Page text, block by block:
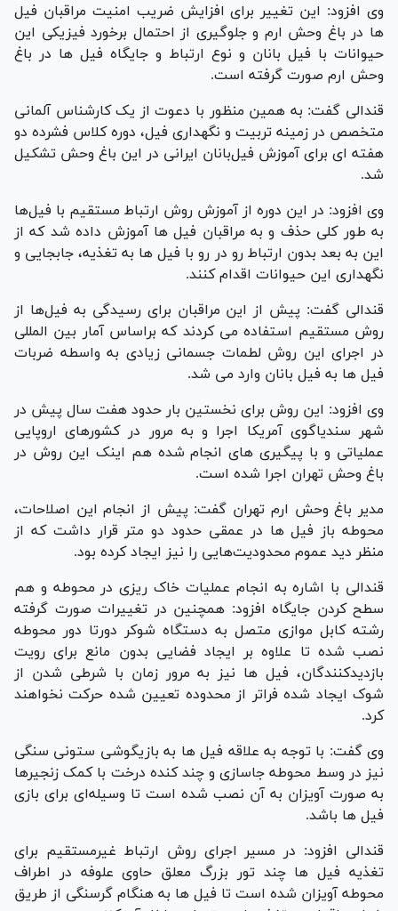
وی افزود: این تغییر برای افزایش ضریب امنیت مراقبان فیل
ها در باغ وحش ارم و جلوگیری از احتمال برخورد فیزیکی این
حیوانات با فیل بانان و نوع ارتباط و جایگاه فیل ها در باغ
وحش ارم صورت گرفته است.
قندالی گفت: به همین منظور با دعوت از یک کارشناس آلمانی
متخصص در زمینه تربیت و نگهداری فیل، دوره کلاس فشرده دو
هفته ای برای آموزش فیل‌بانان ایرانی در این باغ وحش تشکیل
شد.
وی افزود: در این دوره از آموزش روش ارتباط مستقیم با فیل‌ها
به طور کلی حذف و به مراقبان فیل ها آموزش داده شد که از
این به بعد بدون ارتباط رو در رو با فیل ها به تغذیه، جابجایی و
نگهداری این حیوانات اقدام کنند.
قندالی گفت: پیش از این مراقبان برای رسیدگی به فیل‌ها از
روش مستقیم استفاده می کردند که براساس آمار بین المللی
در اجرای این روش لطمات جسمانی زیادی به واسطه ضربات
فیل ها به فیل بانان وارد می شد.
وی افزود: این روش برای نخستین بار حدود هفت سال پیش در
شهر سندیاگوی آمریکا اجرا و به مرور در کشورهای اروپایی
عملیاتی و با پیگیری های انجام شده هم اینک این روش در
باغ وحش تهران اجرا شده است.
مدیر باغ وحش ارم تهران گفت: پیش از انجام این اصلاحات،
محوطه باز فیل ها در عمقی حدود دو متر قرار داشت که از
منظر دید عموم محدودیت‌هایی را نیز ایجاد کرده بود.
قندالی با اشاره به انجام عملیات خاک ریزی در محوطه و هم
سطح کردن جایگاه افزود: همچنین در تغییرات صورت گرفته
رشته کابل موازی متصل به دستگاه شوکر دورتا دور محوطه
نصب شده تا علاوه بر ایجاد فضایی بدون مانع برای رویت
بازدیدکنندگان، فیل ها نیز به مرور زمان با شرطی شدن از
شوک ایجاد شده فراتر از محدوده تعیین شده حرکت نخواهند
کرد.
وی گفت: با توجه به علاقه فیل ها به بازیگوشی ستونی سنگی
نیز در وسط محوطه جاسازی و چند کنده درخت با کمک زنجیرها
به صورت آویزان به آن نصب شده است تا وسیله‌ای برای بازی
فیل ها باشد.
قندالی افزود: در مسیر اجرای روش ارتباط غیرمستقیم برای
تغذیه فیل ها چند تور بزرگ معلق حاوی علوفه در اطراف
محوطه آویزان شده است تا فیل ها به هنگام گرسنگی از طریق